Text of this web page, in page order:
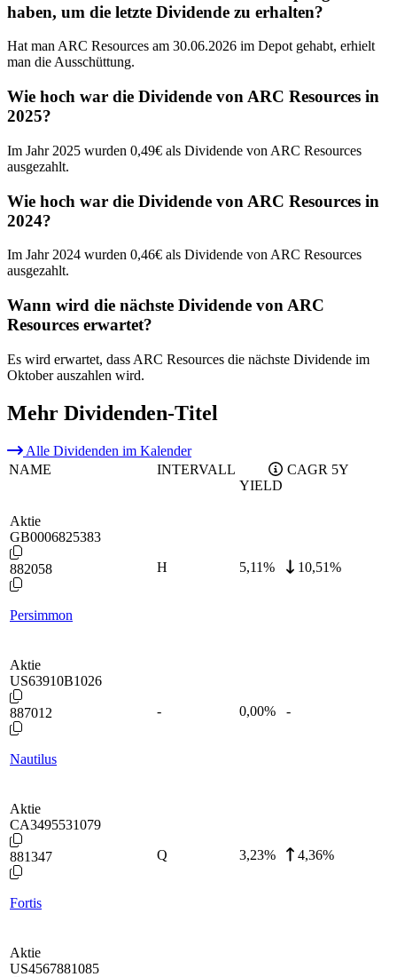
haben, um die letzte Dividende zu erhalten?
Hat man ARC Resources am 30.06.2026 im Depot gehabt, erhielt
man die Ausschüttung.
Wie hoch war die Dividende von ARC Resources in
2025?
Im Jahr 2025 wurden 0,49€ als Dividende von ARC Resources
ausgezahlt.
Wie hoch war die Dividende von ARC Resources in
2024?
Im Jahr 2024 wurden 0,46€ als Dividende von ARC Resources
ausgezahlt.
Wann wird die nächste Dividende von ARC
Resources erwartet?
Es wird erwartet, dass ARC Resources die nächste Dividende im
Oktober auszahlen wird.
Mehr Dividenden-Titel
Alle Dividenden im Kalender
NAME
INTERVALL
YIELD
CAGR 5Y
Aktie
GB0006825383
882058
Persimmon
H 5,11% 10,51%
Aktie
US63910B1026
887012
Nautilus
- 0,00% -
Aktie
CA3495531079
881347
Fortis
Q 3,23% 4,36%
Aktie
US4567881085